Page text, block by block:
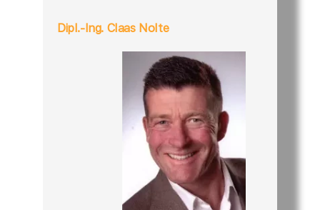
Dipl.-Ing. Claas Nolte